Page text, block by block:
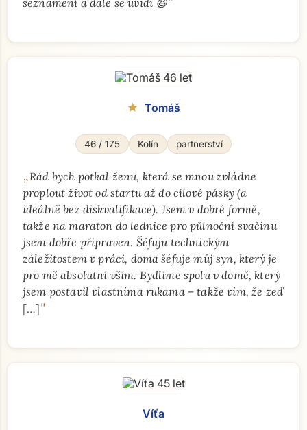
seznámení a dále se uvidí 😆
star Tomáš
46 / 175 Kolín partnerství
„Rád bych potkal ženu, která se mnou zvládne
proplout život od startu až do cílové pásky (a
ideálně bez diskvalifikace). Jsem v dobré formě,
takže na maraton do lednice pro půlnoční svačinu
jsem dobře připraven. Šéfuju technickým
záležitostem v práci, doma šéfuje můj syn, který je
pro mě absolutní vším. Bydlíme spolu v domě, který
jsem postavil vlastníma rukama – takže vím, že zeď
[…]"
Víťa